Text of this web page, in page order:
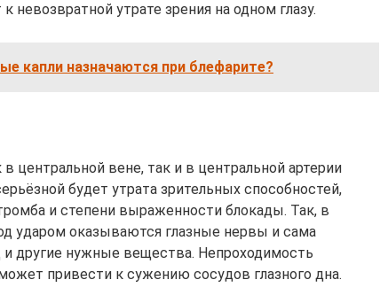
невозвратной утрате зрения на одном глазу.
капли назначаются при блефарите?
центральной вене, так и в центральной артерии
будет утрата зрительных способностей,
и степени выраженности блокады. Так, в
ударом оказываются глазные нервы и сама
и другие нужные вещества. Непроходимость
привести к сужению сосудов глазного дна.